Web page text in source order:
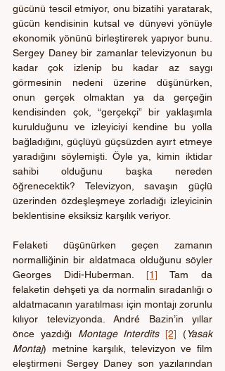
gücünü tescil etmiyor, onu bizatihi yaratarak,
gücün kendisinin kutsal ve dünyevi yönüyle
ekonomik yönünü birleştirerek yapıyor bunu.
Sergey Daney bir zamanlar televizyonun bu
kadar çok izlenip bu kadar az saygı
görmesinin nedeni üzerine düşünürken,
onun gerçek olmaktan ya da gerçeğin
kendisinden çok, “gerçekçi” bir yaklaşımla
kurulduğunu ve izleyiciyi kendine bu yolla
bağladığını, güçlüyü güçsüzden ayırt etmeye
yaradığını söylemişti. Öyle ya, kimin iktidar
sahibi olduğunu başka nereden
öğrenecektik? Televizyon, savaşın güçlü
üzerinden özdeşleşmeye zorladığı izleyicinin
beklentisine eksiksiz karşılık veriyor.
Felaketi düşünürken geçen zamanın
normalliğinin bir aldatmaca olduğunu söyler
Georges Didi-Huberman. [1] Tam da
felaketin dehşeti ya da normalin sıradanlığı o
aldatmacanın yaratılması için montajı zorunlu
kılıyor televizyonda. André Bazin’in yıllar
önce yazdığı Montage Interdits [2] ( Yasak
Montaj) metnine karşılık, televizyon ve film
eleştirmeni Sergey Daney son yazılarından